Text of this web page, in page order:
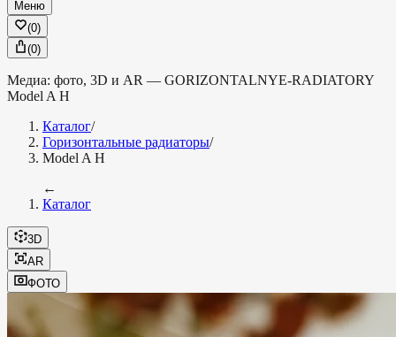
Меню
(0)
(0)
Медиа: фото, 3D и AR — GORIZONTALNYE-RADIATORY
Model A H
Каталог/
Горизонтальные радиаторы/
Model A H
←
Каталог
3D
AR
ФОТО